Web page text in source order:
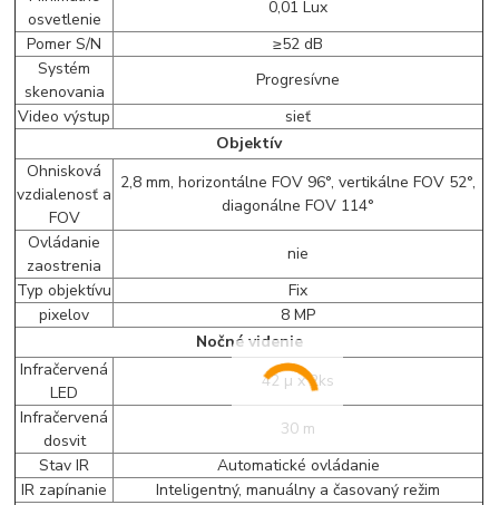
osvetlenie
0,01 Lux
Pomer S/N
≥52 dB
Systém
skenovania
Progresívne
Video výstup
sieť
Objektív
Ohnisková
vzdialenosť a
FOV
2,8 mm, horizontálne FOV 96°, vertikálne FOV 52°,
diagonálne FOV 114°
Ovládanie
zaostrenia
nie
Typ objektívu
Fix
pixelov
8 MP
Nočné videnie
Infračervená
LED
42 µ x 2ks
Infračervená
dosvit
30 m
Stav IR
Automatické ovládanie
IR zapínanie
Inteligentný, manuálny a časovaný režim